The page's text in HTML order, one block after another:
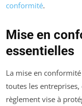
conformité.
Mise en
essentielles
La mise en
toutes les entreprises,
règlement vise à